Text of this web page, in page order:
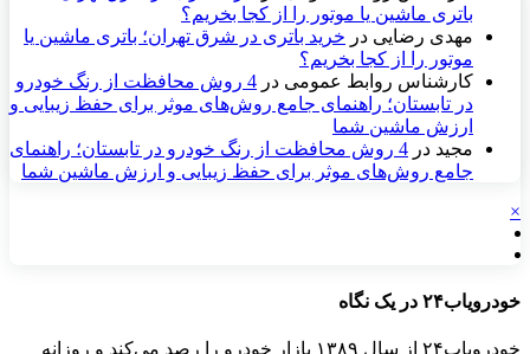
باتری ماشین یا موتور را از کجا بخریم؟
مهدی رضایی در خرید باتری در شرق تهران؛ باتری ماشین یا
موتور را از کجا بخریم؟
کارشناس روابط عمومی در
4 روش محافظت از رنگ خودرو
در تابستان؛ راهنمای جامع روش‌های موثر برای حفظ زیبایی و
ارزش ماشین شما
مجید در
4 روش محافظت از رنگ خودرو در تابستان؛ راهنمای
جامع روش‌های موثر برای حفظ زیبایی و ارزش ماشین شما
×
خودرویاب۲۴ در یک نگاه
خودرویاب۲۴ از سال ۱۳۸۹ بازار خودرو را رصد می‌کند و روزانه